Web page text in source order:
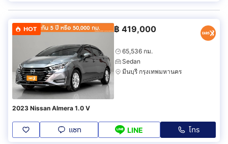
HOT ฿ 419,000
65,536 กม.
Sedan
มีนบุรี กรุงเทพมหานคร
2023 Nissan Almera 1.0 V
แชท LINE โทร